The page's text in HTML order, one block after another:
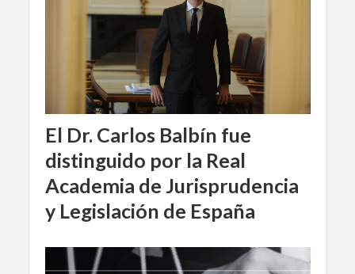
El Dr. Carlos Balbín fue
distinguido por la Real
Academia de Jurisprudencia
y Legislación de España